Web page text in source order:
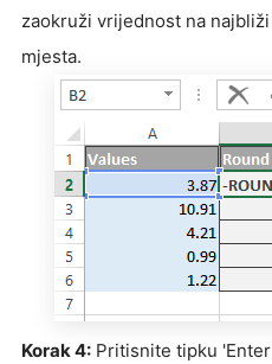
zaokruži vrijednost na
mjesta.
Korak 4: Pritisnite tipku